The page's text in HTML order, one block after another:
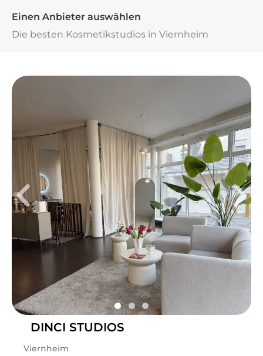
Einen Anbieter auswählen
Die besten Kosmetikstudios in Viernheim
DINCI STUDIOS
Viernheim